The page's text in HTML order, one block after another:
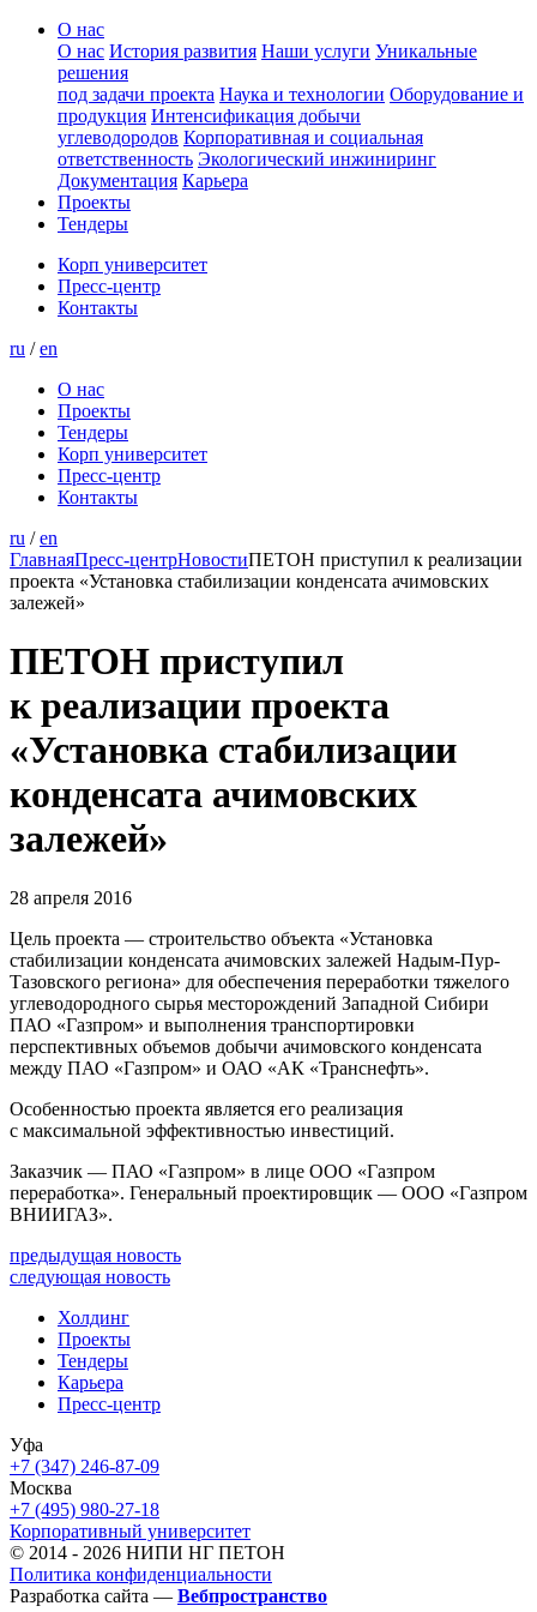
О нас
О нас История развития Наши услуги Уникальные
решения
под задачи проекта Наука и технологии Оборудование и
продукция Интенсификация добычи
углеводородов Корпоративная и социальная
ответственность Экологический инжиниринг
Документация Карьера
Проекты
Тендеры
Корп университет
Пресс-центр
Контакты
ru / en
О нас
Проекты
Тендеры
Корп университет
Пресс-центр
Контакты
ru / en
ГлавнаяПресс-центрНовостиПЕТОН приступил к реализации
проекта «Установка стабилизации конденсата ачимовских
залежей»
ПЕТОН приступил
к реализации проекта
«Установка стабилизации
конденсата ачимовских
залежей»
28 апреля 2016
Цель проекта — строительство объекта «Установка
стабилизации конденсата ачимовских залежей Надым-Пур-
Тазовского региона» для обеспечения переработки тяжелого
углеводородного сырья месторождений Западной Сибири
ПАО «Газпром» и выполнения транспортировки
перспективных объемов добычи ачимовского конденсата
между ПАО «Газпром» и ОАО «АК «Транснефть».
Особенностью проекта является его реализация
с максимальной эффективностью инвестиций.
Заказчик — ПАО «Газпром» в лице ООО «Газпром
переработка». Генеральный проектировщик — ООО «Газпром
ВНИИГАЗ».
предыдущая новость
следующая новость
Холдинг
Проекты
Тендеры
Карьера
Пресс-центр
Уфа
+7 (347) 246-87-09
Москва
+7 (495) 980-27-18
Корпоративный университет
© 2014 - 2026 НИПИ НГ ПЕТОН
Политика конфиденциальности
Разработка сайта — Вебпространство